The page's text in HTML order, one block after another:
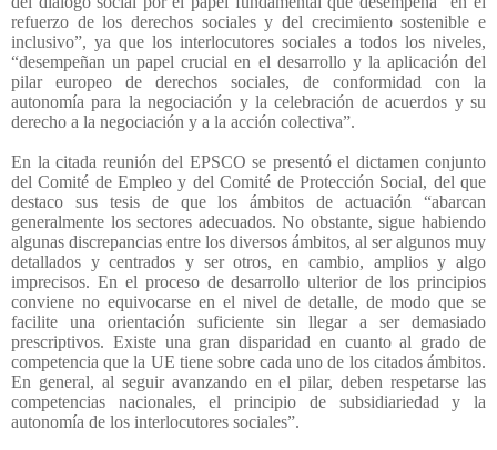
refuerzo de los derechos sociales y del crecimiento sostenible e
inclusivo”, ya que los interlocutores sociales a todos los niveles,
“desempeñan un papel crucial en el desarrollo y la aplicación del
pilar europeo de derechos sociales, de conformidad con la
autonomía para la negociación y la celebración de acuerdos y su
derecho a la negociación y a la acción colectiva”.
En la citada reunión del EPSCO se presentó el dictamen conjunto
del Comité de Empleo y del Comité de Protección Social, del que
destaco sus tesis de que los ámbitos de actuación “abarcan
generalmente los sectores adecuados. No obstante, sigue habiendo
algunas discrepancias entre los diversos ámbitos, al ser algunos muy
detallados y centrados y ser otros, en cambio, amplios y algo
imprecisos. En el proceso de desarrollo ulterior de los principios
conviene no equivocarse en el nivel de detalle, de modo que se
facilite una orientación suficiente sin llegar a ser demasiado
prescriptivos. Existe una gran disparidad en cuanto al grado de
competencia que la UE tiene sobre cada uno de los citados ámbitos.
En general, al seguir avanzando en el pilar, deben respetarse las
competencias nacionales, el principio de subsidiariedad y la
autonomía de los interlocutores sociales”.